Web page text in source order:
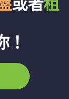
或者租
！